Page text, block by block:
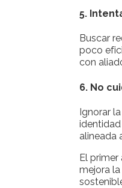
5.
Buscar
poco
con
6. No
Ignorar
alineada
El primer
mejora